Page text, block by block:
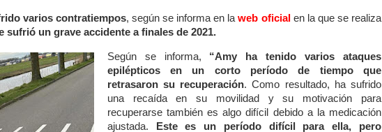
varios contratiempos, según se informa en laweb oficial en la que se realiza
sufrió un grave accidente a finales de 2021.
Según se informa, “Amy ha tenido varios ataques
epilépticos en un corto período de tiempo que
retrasaron su recuperación. Como resultado, ha sufrido
una recaída en su movilidad y su motivación para
recuperarse también es algo difícil debido a la medicación
ajustada.
Este es un período difícil para ella, pero